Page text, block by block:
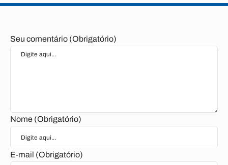
Seu comentário (Obrigatório)
Nome (Obrigatório)
E-mail (Obrigatório)